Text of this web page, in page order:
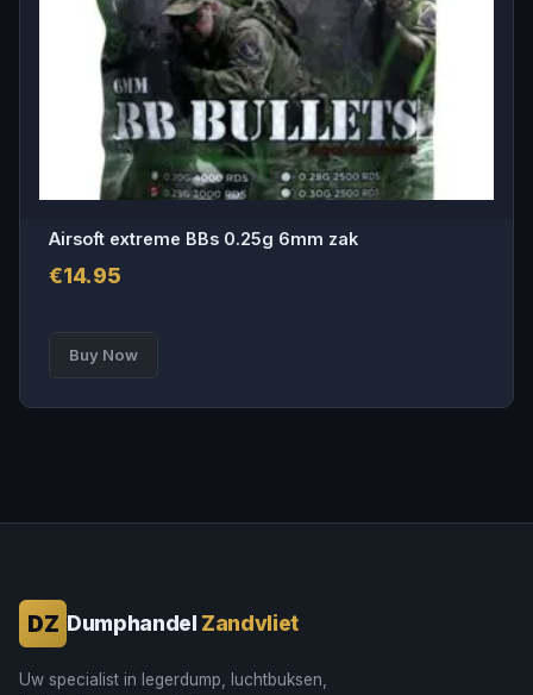
Airsoft extreme BBs 0.25g 6mm zak
€14.95
Buy Now
DZ Dumphandel Zandvliet
Uw specialist in legerdump, luchtbuksen,